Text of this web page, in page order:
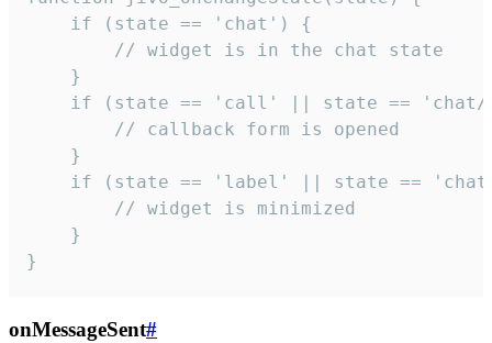
    if (state == 'chat') {
        // widget is in the chat state
    }
if (state == 'call' || state ==
        // callback form is opened
    }
if (state == 'label' || state ==
        // widget is minimized
    }
}
onMessageSent#